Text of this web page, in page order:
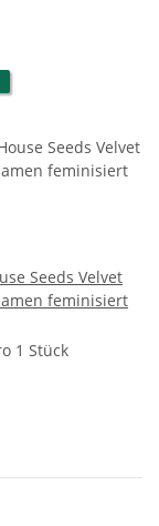
Seeds Velvet
feminisiert
1 Stück